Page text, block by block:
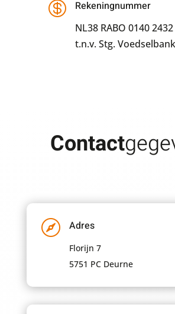
 Rekeningnummer
NL38 RABO 0140
t.n.v. Stg.
Contact
 Adres
Florijn 7
5751 PC Deurne